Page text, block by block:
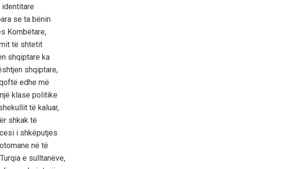
identitare
se ta bënin
Kombëtare,
të shtetit
shqiptare ka
shqiptare,
edhe më
klase politike
të kaluar,
shkak të
i shkëputjes
në të
e sulltanëve,